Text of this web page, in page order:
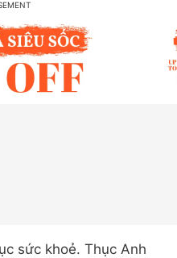
sức khoẻ. Thục Anh